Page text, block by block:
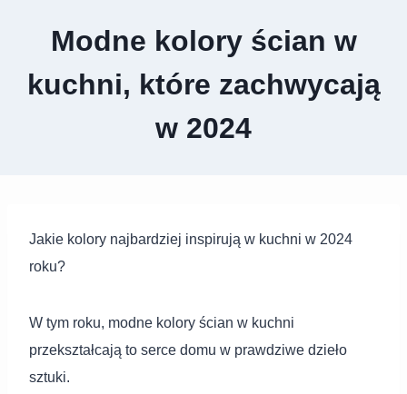
Modne kolory ścian w
kuchni, które zachwycają
w 2024
Jakie kolory najbardziej inspirują w kuchni w 2024
roku?
W tym roku, modne kolory ścian w kuchni
przekształcają to serce domu w prawdziwe dzieło
sztuki.